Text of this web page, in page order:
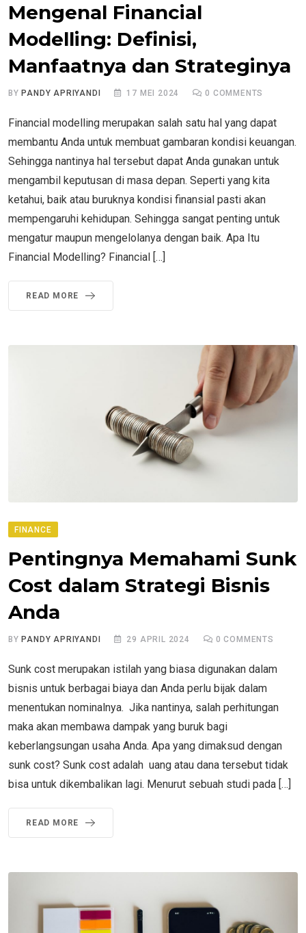
Mengenal Financial
Modelling: Definisi,
Manfaatnya dan Strateginya
BY PANDY APRIYANDI 17 MEI 2024 0 COMMENTS
Financial modelling merupakan salah satu hal yang dapat
membantu Anda untuk membuat gambaran kondisi keuangan.
Sehingga nantinya hal tersebut dapat Anda gunakan untuk
mengambil keputusan di masa depan. Seperti yang kita
ketahui, baik atau buruknya kondisi finansial pasti akan
mempengaruhi kehidupan. Sehingga sangat penting untuk
mengatur maupun mengelolanya dengan baik. Apa Itu
Financial Modelling? Financial […]
READ MORE
FINANCE
Pentingnya Memahami Sunk
Cost dalam Strategi Bisnis
Anda
BY PANDY APRIYANDI 29 APRIL 2024 0 COMMENTS
Sunk cost merupakan istilah yang biasa digunakan dalam
bisnis untuk berbagai biaya dan Anda perlu bijak dalam
menentukan nominalnya. Jika nantinya, salah perhitungan
maka akan membawa dampak yang buruk bagi
keberlangsungan usaha Anda. Apa yang dimaksud dengan
sunk cost? Sunk cost adalah uang atau dana tersebut tidak
bisa untuk dikembalikan lagi. Menurut sebuah studi pada […]
READ MORE